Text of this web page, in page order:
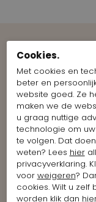
Bekijk meer
Marc
Cookies.
Met cookies en
beter en
website goed. Ze
maken we de
u graag nuttige
technologie om
te volgen. Dat
weten? Lees hier
privacyverklaring.
voor weigeren?
cookies. Wilt u
worden klik dan